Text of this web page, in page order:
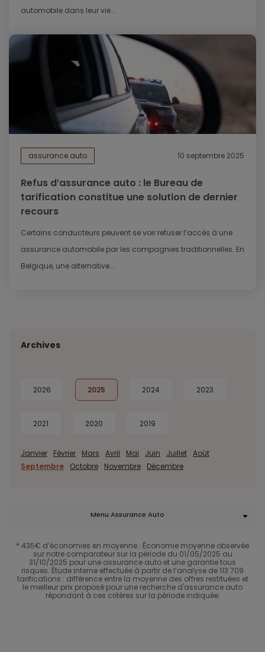
automobile dans leur vie...
assurance auto 10 septembre 2025
Refus d’assurance auto : le Bureau de
tarification constitue une solution de dernier
recours
Certains conducteurs peuvent se voir refuser l’accès à une
assurance automobile par les compagnies traditionnelles. En
Belgique, une alternative...
Archives
2026 2025 2024 2023
2021 2020 2019
Janvier Février Mars Avril Mai Juin Juillet Août
Septembre
Octobre Novembre Décembre
Menu Assurance Auto
* 435€ d’économies en moyenne : Économie moyenne observée
sur notre comparateur sur la période du 01/05/2025 au
31/10/2025 pour une assurance auto et une garantie tous
risques. Étude interne effectuée à partir de l’analyse de 113 709
tarifications : différence entre la moyenne des offres restituées et
le meilleur prix proposé pour une recherche d'assurance auto
répondant à ces critères sur la période indiquée.​